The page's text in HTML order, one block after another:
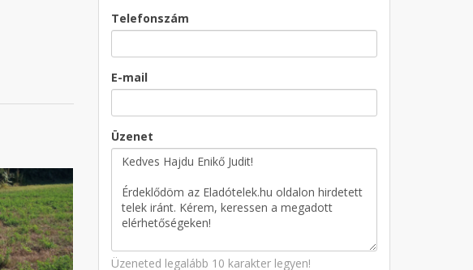
Telefonszám
E-mail
Üzenet
Üzeneted legalább 10 karakter legyen!